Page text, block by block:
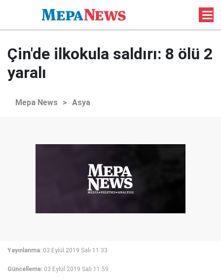
Çin'de ilkokula saldırı: 8 ölü 2
yaralı
Mepa News > Asya
Yayınlanma: 03 Eylül 2019 Salı 11:33
Güncelleme: 03 Eylül 2019 Salı 11:59